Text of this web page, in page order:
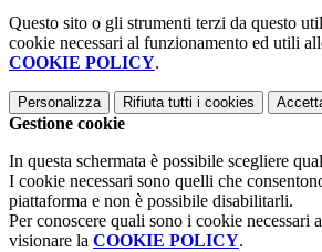
Questo sito o gli strumenti terzi da questo
cookie necessari al funzionamento ed utili
COOKIE POLICY.
Personalizza Rifiuta tutti i cookies
Gestione cookie
In questa schermata è possibile scegliere
I cookie necessari sono quelli che
piattaforma e non è possibile disabilitarli.
Per conoscere quali sono i cookie necessari
visionare la COOKIE POLICY.